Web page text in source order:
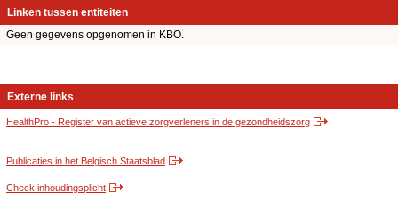
Linken tussen entiteiten
Geen gegevens opgenomen in KBO.
Externe links
HealthPro - Register van actieve zorgverleners in de gezondheidszorg
Publicaties in het Belgisch Staatsblad
Check inhoudingsplicht